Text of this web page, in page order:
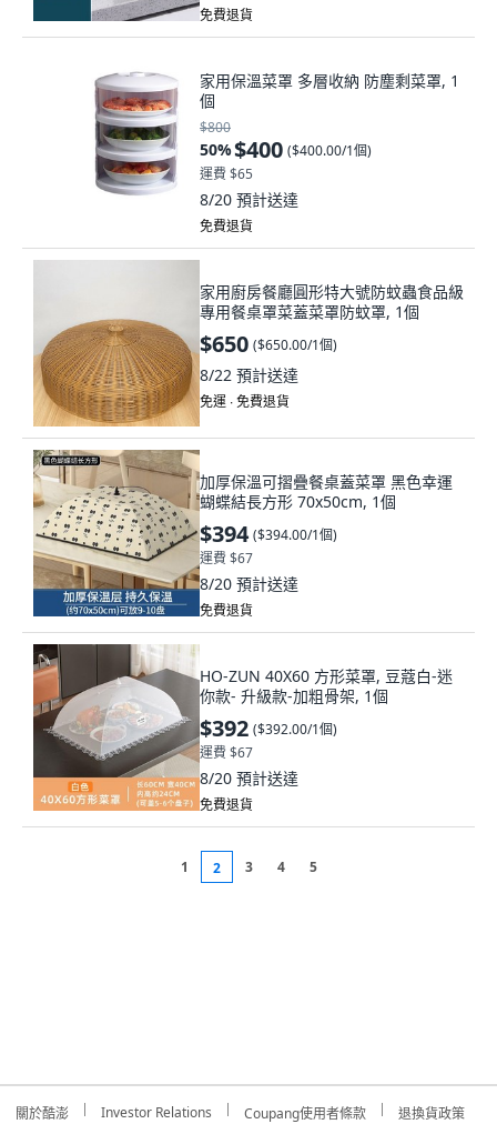
免費退貨
家用保溫菜罩 多層收納 防塵剩菜罩, 1
個
$800
50%$400 ($400.00/1個)
運費 $65
8/20 預計送達
免費退貨
家用廚房餐廳圓形特大號防蚊蟲食品級
專用餐桌罩菜蓋菜罩防蚊罩, 1個
$650 ($650.00/1個)
8/22 預計送達
免運 ∙ 免費退貨
加厚保溫可摺疊餐桌蓋菜罩 黑色幸運
蝴蝶結長方形 70x50cm, 1個
$394 ($394.00/1個)
運費 $67
8/20 預計送達
免費退貨
HO-ZUN 40X60 方形菜罩, 豆蔻白-迷
你款- 升級款-加粗骨架, 1個
$392 ($392.00/1個)
運費 $67
8/20 預計送達
免費退貨
1 2 3 4 5
關於酷澎 Investor Relations Coupang使用者條款 退換貨政策